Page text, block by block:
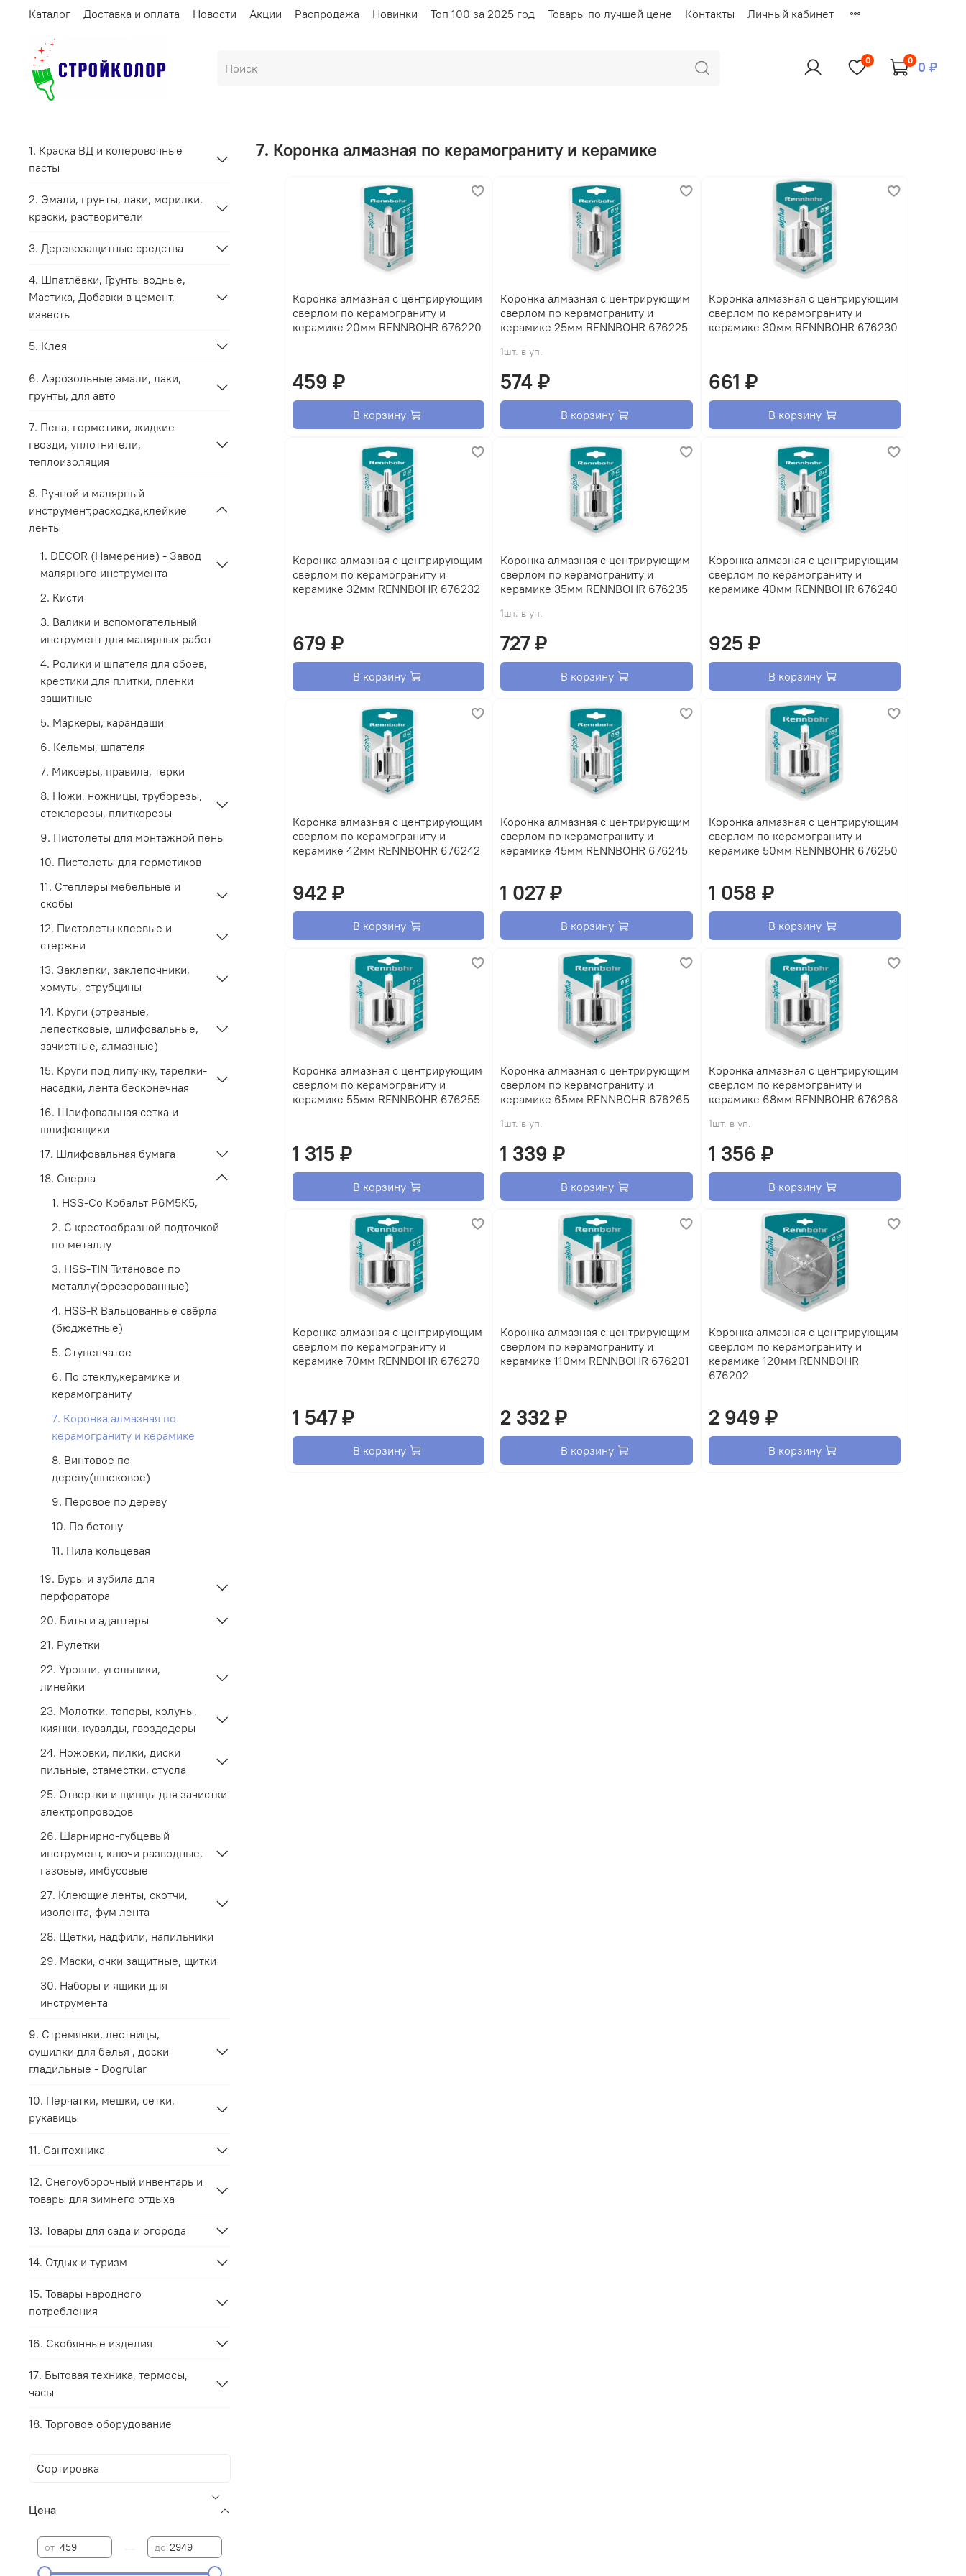
Каталог Доставка и оплата Новости Акции Распродажа Новинки Топ 100 за 2025 год Товары по лучшей цене Контакты Личный кабинет
0 0 0 ₽
7. Коронка алмазная по керамограниту и керамике
Коронка алмазная с центрирующим
сверлом по керамограниту и
керамике 20мм RENNBOHR 676220
459 ₽
В корзину
Коронка алмазная с центрирующим
сверлом по керамограниту и
керамике 25мм RENNBOHR 676225
1шт. в уп.
574 ₽
В корзину
Коронка алмазная с центрирующим
сверлом по керамограниту и
керамике 30мм RENNBOHR 676230
661 ₽
В корзину
Коронка алмазная с центрирующим
сверлом по керамограниту и
керамике 32мм RENNBOHR 676232
679 ₽
В корзину
Коронка алмазная с центрирующим
сверлом по керамограниту и
керамике 35мм RENNBOHR 676235
1шт. в уп.
727 ₽
В корзину
Коронка алмазная с центрирующим
сверлом по керамограниту и
керамике 40мм RENNBOHR 676240
925 ₽
В корзину
Коронка алмазная с центрирующим
сверлом по керамограниту и
керамике 42мм RENNBOHR 676242
942 ₽
В корзину
Коронка алмазная с центрирующим
сверлом по керамограниту и
керамике 45мм RENNBOHR 676245
1 027 ₽
В корзину
Коронка алмазная с центрирующим
сверлом по керамограниту и
керамике 50мм RENNBOHR 676250
1 058 ₽
В корзину
Коронка алмазная с центрирующим
сверлом по керамограниту и
керамике 55мм RENNBOHR 676255
1 315 ₽
В корзину
Коронка алмазная с центрирующим
сверлом по керамограниту и
керамике 65мм RENNBOHR 676265
1шт. в уп.
1 339 ₽
В корзину
Коронка алмазная с центрирующим
сверлом по керамограниту и
керамике 68мм RENNBOHR 676268
1шт. в уп.
1 356 ₽
В корзину
Коронка алмазная с центрирующим
сверлом по керамограниту и
керамике 70мм RENNBOHR 676270
1 547 ₽
В корзину
Коронка алмазная с центрирующим
сверлом по керамограниту и
керамике 110мм RENNBOHR 676201
2 332 ₽
В корзину
Коронка алмазная с центрирующим
сверлом по керамограниту и
керамике 120мм RENNBOHR
676202
2 949 ₽
В корзину
1. Краска ВД и колеровочные
пасты
2. Эмали, грунты, лаки, морилки,
краски, растворители
3. Деревозащитные средства
4. Шпатлёвки, Грунты водные,
Мастика, Добавки в цемент,
известь
5. Клея
6. Аэрозольные эмали, лаки,
грунты, для авто
7. Пена, герметики, жидкие
гвозди, уплотнители,
теплоизоляция
8. Ручной и малярный
инструмент,расходка,клейкие
ленты
1. DECOR (Намерение) - Завод
малярного инструмента
2. Кисти
3. Валики и вспомогательный
инструмент для малярных работ
4. Ролики и шпателя для обоев,
крестики для плитки, пленки
защитные
5. Маркеры, карандаши
6. Кельмы, шпателя
7. Миксеры, правила, терки
8. Ножи, ножницы, труборезы,
стеклорезы, плиткорезы
9. Пистолеты для монтажной пены
10. Пистолеты для герметиков
11. Степлеры мебельные и
скобы
12. Пистолеты клеевые и
стержни
13. Заклепки, заклепочники,
хомуты, струбцины
14. Круги (отрезные,
лепестковые, шлифовальные,
зачистные, алмазные)
15. Круги под липучку, тарелки-
насадки, лента бесконечная
16. Шлифовальная сетка и
шлифовщики
17. Шлифовальная бумага
18. Сверла
1. HSS-Co Кобальт Р6М5К5,
2. С крестообразной подточкой
по металлу
3. HSS-TIN Титановое по
металлу(фрезерованные)
4. HSS-R Вальцованные свёрла
(бюджетные)
5. Ступенчатое
6. По стеклу,керамике и
керамограниту
7. Коронка алмазная по
керамограниту и керамике
8. Винтовое по
дереву(шнековое)
9. Перовое по дереву
10. По бетону
11. Пила кольцевая
19. Буры и зубила для
перфоратора
20. Биты и адаптеры
21. Рулетки
22. Уровни, угольники,
линейки
23. Молотки, топоры, колуны,
киянки, кувалды, гвоздодеры
24. Ножовки, пилки, диски
пильные, стаместки, стусла
25. Отвертки и щипцы для зачистки
электропроводов
26. Шарнирно-губцевый
инструмент, ключи разводные,
газовые, имбусовые
27. Клеющие ленты, скотчи,
изолента, фум лента
28. Щетки, надфили, напильники
29. Маски, очки защитные, щитки
30. Наборы и ящики для
инструмента
9. Стремянки, лестницы,
сушилки для белья , доски
гладильные - Dogrular
10. Перчатки, мешки, сетки,
рукавицы
11. Сантехника
12. Снегоуборочный инвентарь и
товары для зимнего отдыха
13. Товары для сада и огорода
14. Отдых и туризм
15. Товары народного
потребления
16. Скобянные изделия
17. Бытовая техника, термосы,
часы
18. Торговое оборудование
Цена
от до